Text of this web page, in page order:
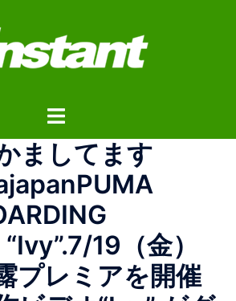
ト
ル
ニ
ュ
ー
ましてます
19（金）
プレミアを開催